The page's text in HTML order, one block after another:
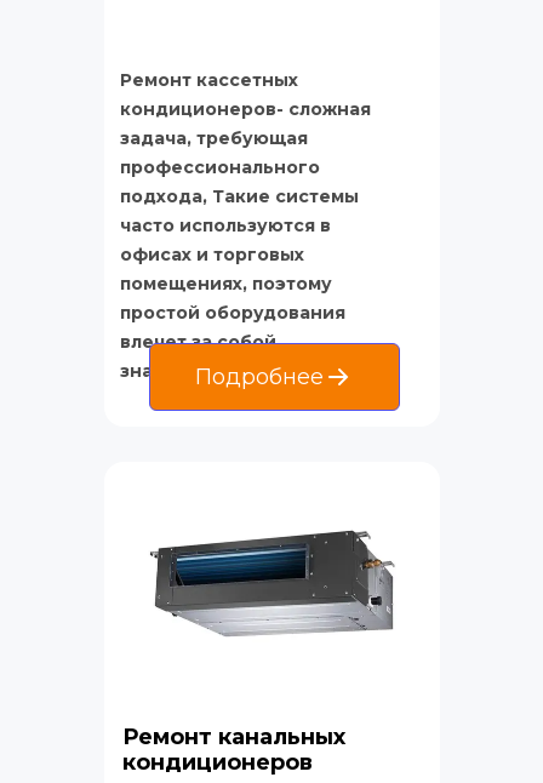
Ремонт кассетных
кондиционеров- сложная
задача, требующая
профессионального
подхода, Такие системы
часто используются в
офисах и торговых
помещениях, поэтому
простой оборудования
влечет за собой
значительные неудобства
Ремонт канальных
кондиционеров
Подробнее